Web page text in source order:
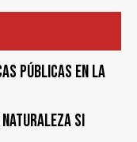
públicas en la
naturaleza si